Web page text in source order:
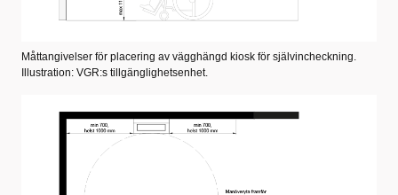
Måttangivelser för placering av vägghängd kiosk för självincheckning.
Illustration: VGR:s tillgänglighetsenhet.